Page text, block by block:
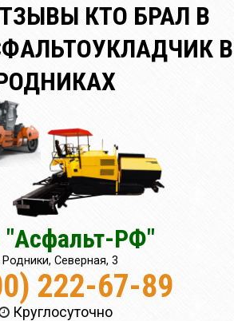
КТО БРАЛ В
В
РФ"
Северная, 3
222-67-89
Круглосуточно